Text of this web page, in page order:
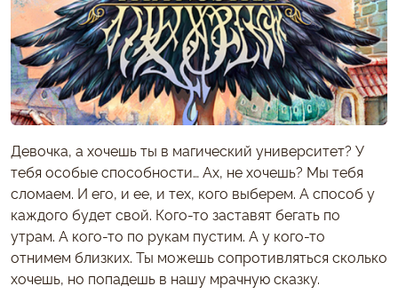
Девочка, а хочешь ты в магический университет? У
тебя особые способности… Ах, не хочешь? Мы тебя
сломаем. И его, и ее, и тех, кого выберем. А способ у
каждого будет свой. Кого-то заставят бегать по
утрам. А кого-то по рукам пустим. А у кого-то
отнимем близких. Ты можешь сопротивляться сколько
хочешь, но попадешь в нашу мрачную сказку.